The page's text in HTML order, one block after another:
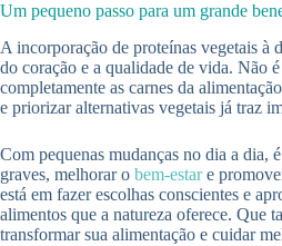
Um pequeno passo para um grande
A incorporação de proteínas vegetais à
do coração e a qualidade de vida. Não
completamente as carnes da
e priorizar alternativas vegetais já traz
Com pequenas mudanças no dia a dia,
graves, melhorar o bem-estare
está em fazer escolhas conscientes e
alimentos que a natureza oferece. Que
transformar sua alimentação e cuidar